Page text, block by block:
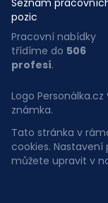
pozic
Pracovní nabídky
třídíme do 506
profesí.
Logo
známka.
Tato stránka v
cookies.
můžete upravit v